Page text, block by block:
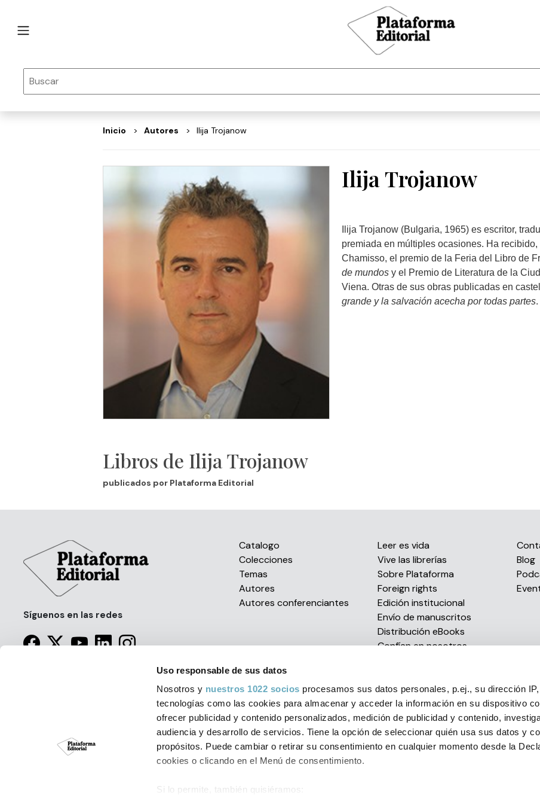
Uso responsable de sus datos
Nosotros y nuestros 1022 socios procesamos sus datos personales, p.ej., su dirección
tecnologías como las cookies para almacenar y acceder la información en su dispositivo
ofrecer publicidad y contenido personalizados, medición de publicidad y contenido,
audiencia y desarrollo de servicios. Tiene la opción de seleccionar quién usa sus datos y
propósitos. Puede cambiar o retirar su consentimiento en cualquier momento desde la
cookies o clicando en el Menú de consentimiento.
Si lo permite, también quisiéramos:
Inicio autores Ilija Trojanow
Ilija Trojanow
Ilija Trojanow (Bulgaria, 1965) es escritor,
premiada en múltiples ocasiones. Ha
Chamisso, el premio de la Feria del Libro de
de mundos y el Premio de Literatura de la
Viena. Otras de sus obras publicadas en
grande y la salvación acecha por todas partes.
Libros de Ilija Trojanow
publicados por Plataforma Editorial
Síguenos en las redes
Catalogo
Colecciones
Temas
Autores
Autores conferenciantes
Leer es vida
Vive las librerías
Sobre Plataforma
Foreign rights
Edición institucional
Envío de manuscritos
Distribución eBooks
Confían en nosotros
Blog
Política de Cookies Aviso Legal Política de privacidad Condiciones generales Política de
© Plataforma Editorial 2026 C/ Muntaner, 269, entlo. 1ª - 08021 Barcelona (Spain)